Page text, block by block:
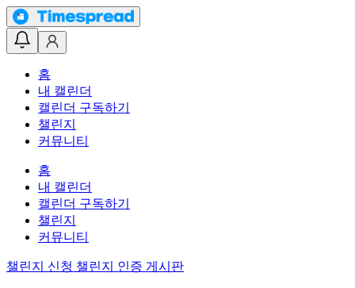
홈
내 캘린더
캘린더 구독하기
챌린지
커뮤니티
홈
내 캘린더
캘린더 구독하기
챌린지
커뮤니티
챌린지 신청 챌린지 인증 게시판